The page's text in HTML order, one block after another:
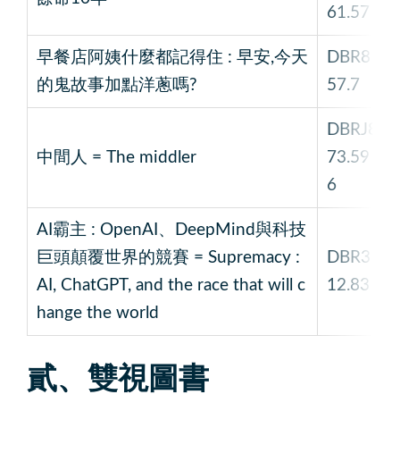
61.57
早餐店阿姨什麼都記得住 : 早安,今天
的鬼故事加點洋蔥嗎?
DBR8
57.7
中間人 = The middler
DBRJ8
73.59
6
AI霸主 : OpenAI、DeepMind與科技
巨頭顛覆世界的競賽 = Supremacy :
AI, ChatGPT, and the race that will c
hange the world
DBR3
12.83
貳、雙視圖書